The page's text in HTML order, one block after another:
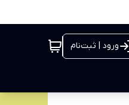
ورود | ثبت‌نام